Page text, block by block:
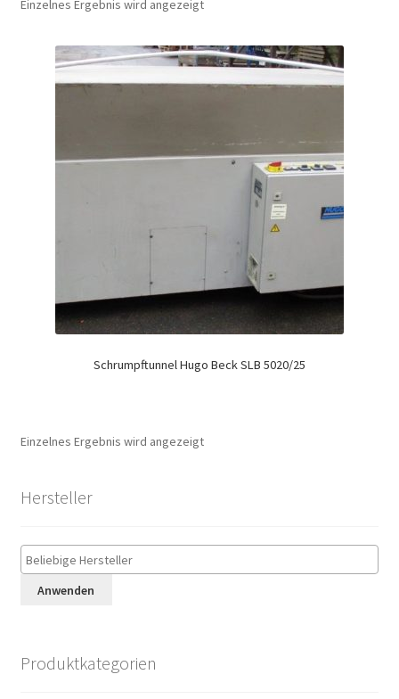
Einzelnes Ergebnis wird angezeigt
Schrumpftunnel Hugo Beck SLB 5020/25
Einzelnes Ergebnis wird angezeigt
Hersteller
Anwenden
Produktkategorien